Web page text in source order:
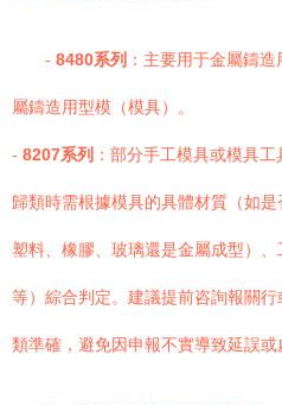
- 8480系列 ：主要用于金屬鑄
屬鑄造用型模（模具）。
- 8207系列 ：部分手工模具或模具工
歸類時需根據模具的具體材質（如
塑料、橡膠、玻璃還是金屬成型）
等）綜合判定。建議提前咨詢報關
類準確，避免因申報不實導致延誤或